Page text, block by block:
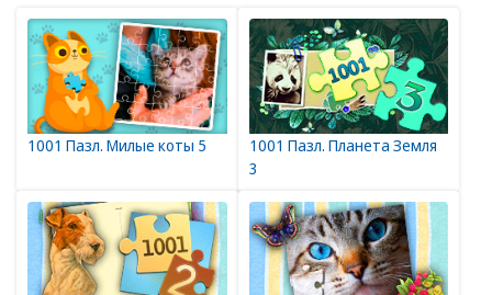
1001 Пазл. Милые коты 5
1001 Пазл. Планета Земля
3